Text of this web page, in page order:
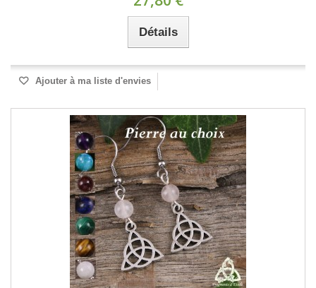
Détails
Ajouter à ma liste d'envies